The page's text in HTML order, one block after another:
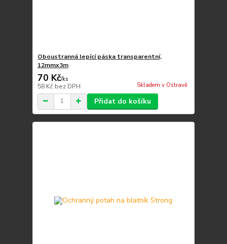
Oboustranná lepící páska transparentní,
12mmx3m
70 Kč/ks
58 Kč bez DPH Skladem v Ostravě
Přidat do košíku